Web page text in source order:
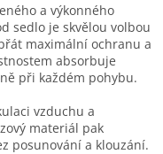
a výkonného
sedlo je skvělou volbou
maximální ochranu a
absorbuje
při každém pohybu.
vzduchu a
materiál pak
posunování a klouzání.